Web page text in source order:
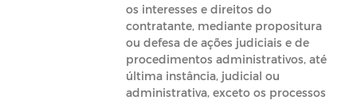
os interesses e direitos do
contratante, mediante propositura
ou defesa de ações judiciais e de
procedimentos administrativos, até
última instância, judicial ou
administrativa, exceto os processos